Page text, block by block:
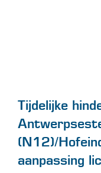
Tijdelijke
(N12)/
aanpassing